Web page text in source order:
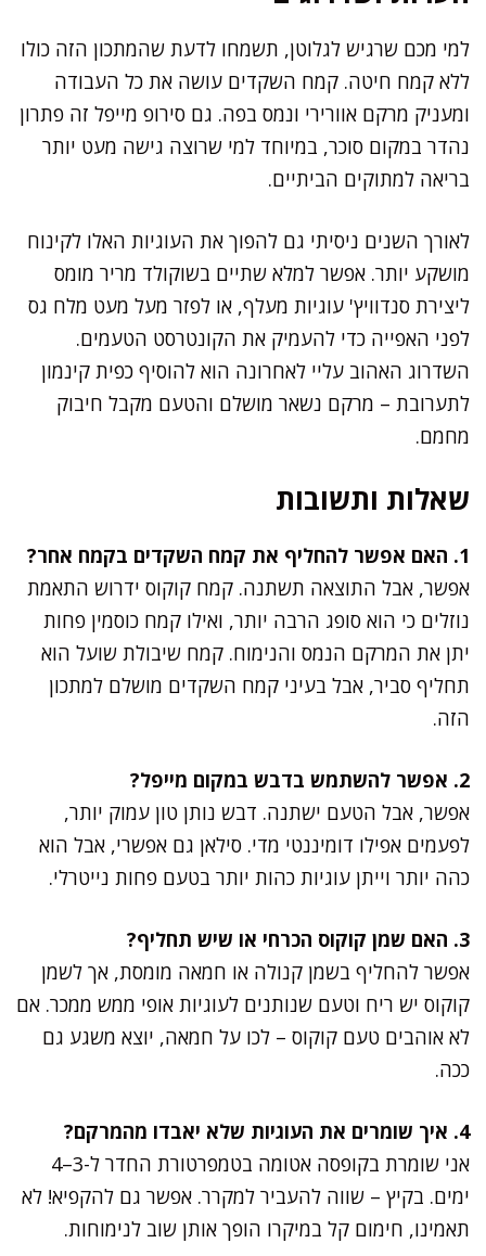
למי מכם שרגיש לגלוטן, תשמחו לדעת שהמתכון הזה כולו
ללא קמח חיטה. קמח השקדים עושה את כל העבודה
ומעניק מרקם אוורירי ונמס בפה. גם סירופ מייפל זה פתרון
נהדר במקום סוכר, במיוחד למי שרוצה גישה מעט יותר
בריאה למתוקים הביתיים.
לאורך השנים ניסיתי גם להפוך את העוגיות האלו לקינוח
מושקע יותר. אפשר למלא שתיים בשוקולד מריר מומס
ליצירת סנדוויץ' עוגיות מעלף, או לפזר מעל מעט מלח גס
לפני האפייה כדי להעמיק את הקונטרסט הטעמים.
השדרוג האהוב עליי לאחרונה הוא להוסיף כפית קינמון
לתערובת – מרקם נשאר מושלם והטעם מקבל חיבוק
מחמם.
שאלות ותשובות
1. האם אפשר להחליף את קמח השקדים בקמח אחר?
אפשר, אבל התוצאה תשתנה. קמח קוקוס ידרוש התאמת
נוזלים כי הוא סופג הרבה יותר, ואילו קמח כוסמין פחות
יתן את המרקם הנמס והנימוח. קמח שיבולת שועל הוא
תחליף סביר, אבל בעיני קמח השקדים מושלם למתכון
הזה.
2. אפשר להשתמש בדבש במקום מייפל?
אפשר, אבל הטעם ישתנה. דבש נותן טון עמוק יותר,
לפעמים אפילו דומיננטי מדי. סילאן גם אפשרי, אבל הוא
כהה יותר וייתן עוגיות כהות יותר בטעם פחות נייטרלי.
3. האם שמן קוקוס הכרחי או שיש תחליף?
אפשר להחליף בשמן קנולה או חמאה מומסת, אך לשמן
קוקוס יש ריח וטעם שנותנים לעוגיות אופי ממש ממכר. אם
לא אוהבים טעם קוקוס – לכו על חמאה, יוצא משגע גם
ככה.
4. איך שומרים את העוגיות שלא יאבדו מהמרקם?
אני שומרת בקופסה אטומה בטמפרטורת החדר ל-3–4
ימים. בקיץ – שווה להעביר למקרר. אפשר גם להקפיא! לא
תאמינו, חימום קל במיקרו הופך אותן שוב לנימוחות.